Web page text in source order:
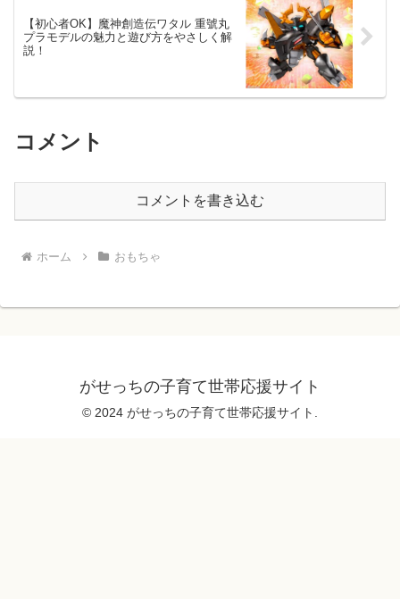
【初心者OK】魔神創造伝ワタル 重號丸
プラモデルの魅力と遊び方をやさしく解
説！
コメント
コメントを書き込む
ホーム おもちゃ
がせっちの子育て世帯応援サイト
© 2024 がせっちの子育て世帯応援サイト.